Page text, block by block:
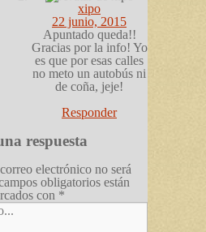
xipo
22 junio, 2015
Apuntado queda!!
Gracias por la info! Yo
es que por esas calles
no meto un autobús ni
de coña, jeje!
Responder
respuesta
electrónico no será
obligatorios están
con *